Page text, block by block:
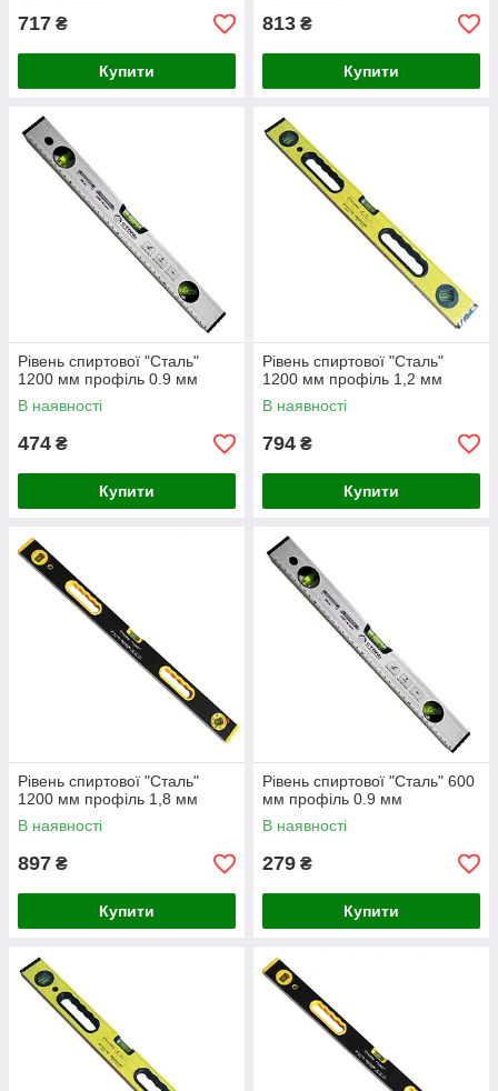
717 ₴
Купити
813 ₴
Купити
Рівень спиртової "Сталь"
1200 мм профіль 0.9 мм
В наявності
474 ₴
Купити
Рівень спиртової "Сталь"
1200 мм профіль 1,2 мм
В наявності
794 ₴
Купити
Рівень спиртової "Сталь"
1200 мм профіль 1,8 мм
В наявності
897 ₴
Купити
Рівень спиртової "Сталь" 600
мм профіль 0.9 мм
В наявності
279 ₴
Купити